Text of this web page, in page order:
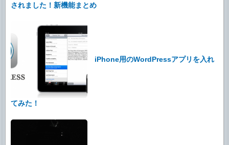
されました！新機能まとめ
iPhone用のWordPressアプリを入れ
てみた！